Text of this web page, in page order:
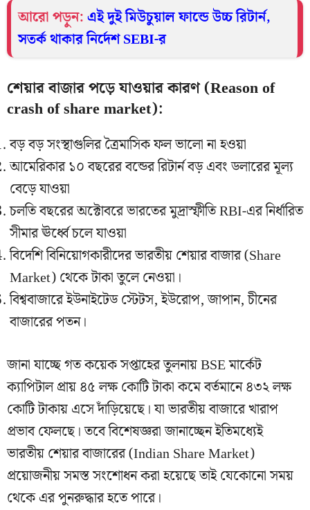
আরো পড়ুন:এই দুই মিউচুয়াল ফান্ডে উচ্চ রিটার্ন,
সতর্ক থাকার নির্দেশ SEBI-র
শেয়ার বাজার পড়ে যাওয়ার কারণ (Reason of
crash of share market):
বড় বড় সংস্থাগুলির ত্রৈমাসিক ফল ভালো না হওয়া
আমেরিকার ১০ বছরের বন্ডের রিটার্ন বড় এবং ডলারের মূল্য
বেড়ে যাওয়া
চলতি বছরের অক্টোবরে ভারতের মুদ্রাস্ফীতি RBI-এর নির্ধারিত
সীমার ঊর্ধ্বে চলে যাওয়া
বিদেশি বিনিয়োগকারীদের ভারতীয় শেয়ার বাজার (Share
Market) থেকে টাকা তুলে নেওয়া।
বিশ্ববাজারে ইউনাইটেড স্টেটস, ইউরোপ, জাপান, চীনের
বাজারের পতন।
জানা যাচ্ছে গত কয়েক সপ্তাহের তুলনায় BSE মার্কেট
ক্যাপিটাল প্রায় ৪৫ লক্ষ কোটি টাকা কমে বর্তমানে ৪৩২ লক্ষ
কোটি টাকায় এসে দাঁড়িয়েছে। যা ভারতীয় বাজারে খারাপ
প্রভাব ফেলছে। তবে বিশেষজ্ঞরা জানাচ্ছেন ইতিমধ্যেই
ভারতীয় শেয়ার বাজারের (Indian Share Market)
প্রয়োজনীয় সমস্ত সংশোধন করা হয়েছে তাই যেকোনো সময়
থেকে এর পুনরুদ্ধার হতে পারে।